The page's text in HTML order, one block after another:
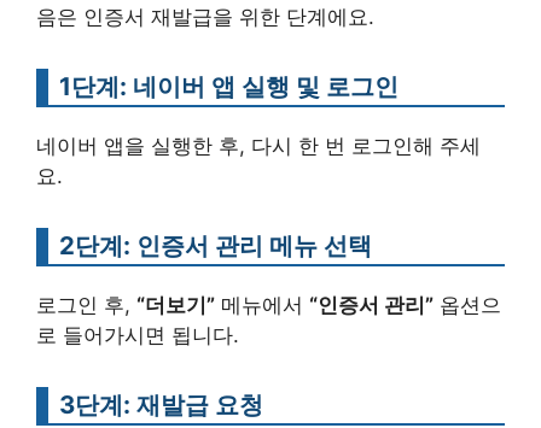
음은 인증서 재발급을 위한 단계에요.
1단계: 네이버 앱 실행 및 로그인
네이버 앱을 실행한 후, 다시 한 번 로그인해 주세
요.
2단계: 인증서 관리 메뉴 선택
로그인 후, “더보기” 메뉴에서 “인증서 관리” 옵션으
로 들어가시면 됩니다.
3단계: 재발급 요청